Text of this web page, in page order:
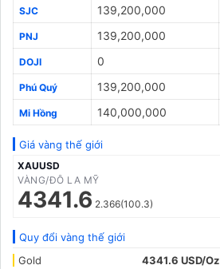
SJC 139,200,000
PNJ 139,200,000
DOJI 0
Phú Quý 139,200,000
Mi Hồng 140,000,000
Giá vàng thế giới
XAUUSD
VÀNG/ĐÔ LA MỸ
4341.6 2.366(100.3)
Quy đổi vàng thế giới
Gold
4341.6 USD/Oz